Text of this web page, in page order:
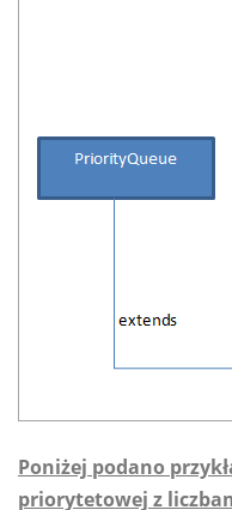
Poniżej podano
priorytetowej z